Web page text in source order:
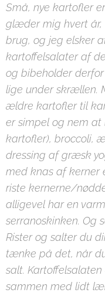
Små, nye kartofler
glæder mig hvert
brug, og jeg elsker
kartoffelsalater af
og bibeholder
lige under skrællen.
ældre kartofler til
er simpel og nem at
kartofler), broccoli,
dressing af græsk
med knas af kerner
riste kernerne/
alligevel har en
serranoskinken. Og
Rister og salter du
tænke på det, når
salt.
sammen med lidt